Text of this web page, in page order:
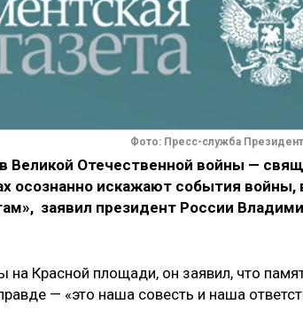
Фото: Пресс-служба
Великой Отечественной войны —
осознанно искажают события войны,
заявил президент России
на Красной площади, он заявил, что
— «это наша совесть и наша